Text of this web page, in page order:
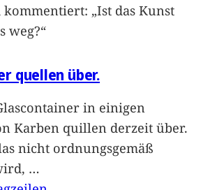
„Ist das Kunst
weg?“
quellen über.
in einigen
Karben quillen derzeit über.
nicht ordnungsgemäß
…